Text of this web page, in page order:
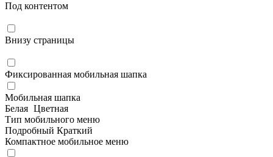
Под контентом
Внизу страницы
Фиксированная мобильная шапка
Мобильная шапка
Белая Цветная
Тип мобильного меню
Подробный Краткий
Компактное мобильное меню